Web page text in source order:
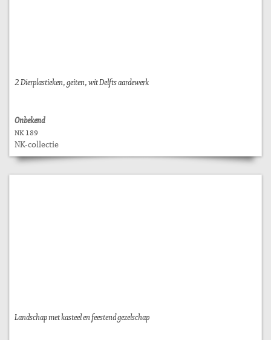
2 Dierplastieken, geiten, wit Delfts aardewerk
Onbekend
NK 189
NK-collectie
Landschap met kasteel en feestend gezelschap